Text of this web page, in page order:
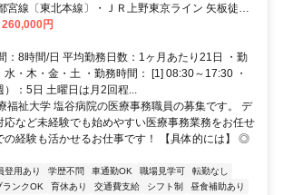
宮線〔東北本線〕・ＪＲ上野東京ライン 矢板徒歩
」から矢板市営バス（「塩谷病院前」）下車
円
：8時間/日 平均勤務日数：1ヶ月あたり21日 ・勤
・木・金・土 ・勤務時間： [1] 08:30～17:30 ・
）：5日 土曜日は月2回程...
福祉大学 塩谷病院の医療事務職員の募集です。 デ
応など未経験でも始めやすい医療事務業務をお任せ
の経験も活かせるお仕事です！ 【具体的には】 ◎
登用あり 学歴不問 車通勤OK 職場見学可
転勤なし
ランクOK 育休あり 交通費支給 シフト制
昼食補助あり